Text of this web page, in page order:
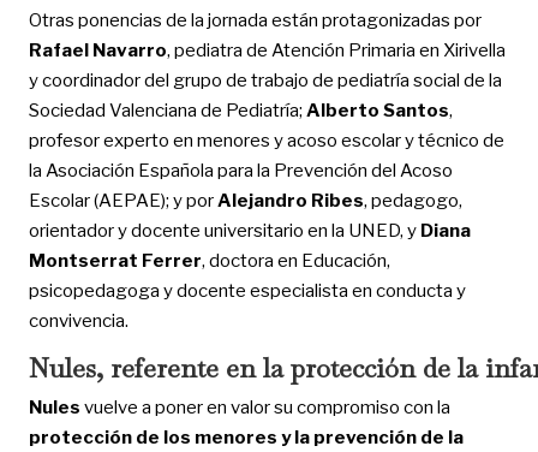
Otras ponencias de la jornada están protagonizadas por
Rafael Navarro, pediatra de Atención Primaria en Xirivella
y coordinador del grupo de trabajo de pediatría social de la
Sociedad Valenciana de Pediatría; Alberto Santos,
profesor experto en menores y acoso escolar y técnico de
la Asociación Española para la Prevención del Acoso
Escolar (AEPAE); y porAlejandro Ribes, pedagogo,
orientador y docente universitario en la UNED, y Diana
Montserrat Ferrer, doctora en Educación,
psicopedagoga y docente especialista en conducta y
convivencia.
Nules, referente en la protección de la
Nules vuelve a poner en valor su compromiso con la
protección de los menores y la prevención de la